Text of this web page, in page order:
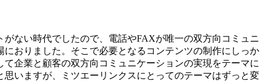
ない時代でしたので、電話やFAXが唯一の双方向コミュニ
おりました。そこで必要となるコンテンツの制作にしっか
企業と顧客の双方向コミュニケーションの実現をテーマに
いますが、ミツエーリンクスにとってのテーマはずっと変